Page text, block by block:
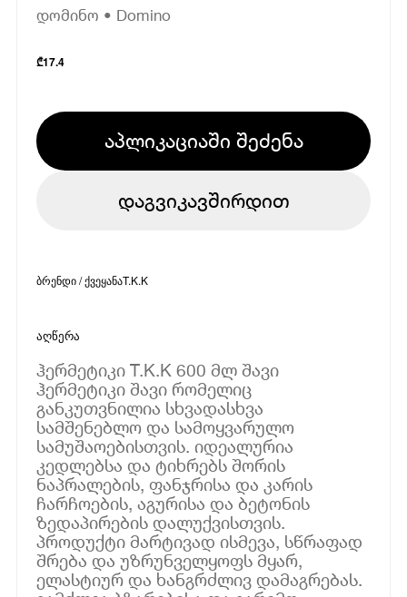
დომინო • Domino
₾17.4
აპლიკაციაში შეძენა
დაგვიკავშირდით
ბრენდი / ქვეყანაT.K.K
აღწერა
ჰერმეტიკი T.K.K 600 მლ შავი
ჰერმეტიკი შავი რომელიც
განკუთვნილია სხვადასხვა
სამშენებლო და სამოყვარულო
სამუშაოებისთვის. იდეალურია
კედლებსა და ტიხრებს შორის
ნაპრალების, ფანჯრისა და კარის
ჩარჩოების, აგურისა და ბეტონის
ზედაპირების დალუქვისთვის.
პროდუქტი მარტივად ისმევა, სწრაფად
შრება და უზრუნველყოფს მყარ,
ელასტიურ და ხანგრძლივ დამაგრებას.